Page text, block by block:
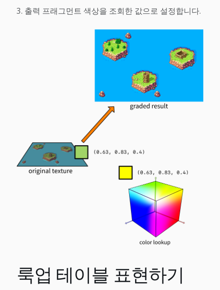
출력 프래그먼트 색상을 조회한 값으로 설정합니다.
룩업 테이블 표현하기